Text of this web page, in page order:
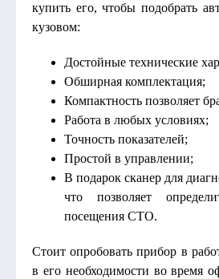
купить его, чтобы подобрать
кузовом:
Достойные технические
Обширная комплектация;
Компактность позволяет
Работа в любых условиях;
Точность показателей;
Простой в управлении;
В подарок сканер для
что позволяет
посещения СТО.
Стоит опробовать прибор в
в его необходимости во время